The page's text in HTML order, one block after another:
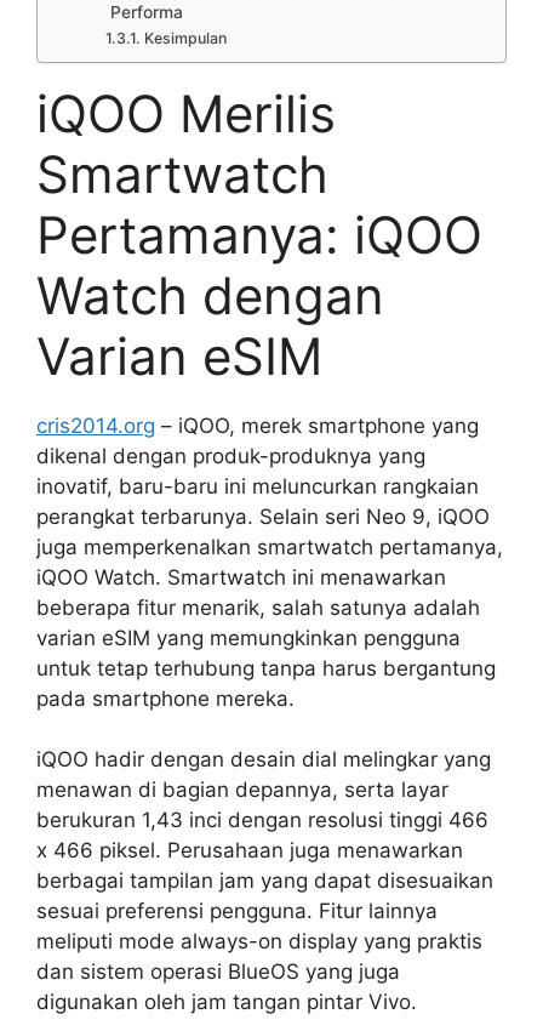
Performa
Kesimpulan
iQOO Merilis
Smartwatch
Pertamanya: iQOO
Watch dengan
Varian eSIM
cris2014.org – iQOO, merek smartphone yang
dikenal dengan produk-produknya yang
inovatif, baru-baru ini meluncurkan rangkaian
perangkat terbarunya. Selain seri Neo 9, iQOO
juga memperkenalkan smartwatch pertamanya,
iQOO Watch. Smartwatch ini menawarkan
beberapa fitur menarik, salah satunya adalah
varian eSIM yang memungkinkan pengguna
untuk tetap terhubung tanpa harus bergantung
pada smartphone mereka.
iQOO hadir dengan desain dial melingkar yang
menawan di bagian depannya, serta layar
berukuran 1,43 inci dengan resolusi tinggi 466
x 466 piksel. Perusahaan juga menawarkan
berbagai tampilan jam yang dapat disesuaikan
sesuai preferensi pengguna. Fitur lainnya
meliputi mode always-on display yang praktis
dan sistem operasi BlueOS yang juga
digunakan oleh jam tangan pintar Vivo.